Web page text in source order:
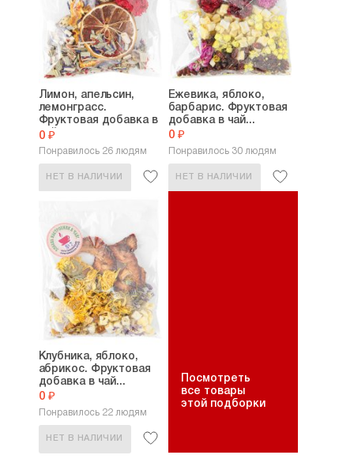
Лимон, апельсин,
лемонграсс.
Фруктовая добавка в
чай...
0 ₽
Понравилось 26 людям
НЕТ В НАЛИЧИИ
Ежевика, яблоко,
барбарис. Фруктовая
добавка в чай...
0 ₽
Понравилось 30 людям
НЕТ В НАЛИЧИИ
Клубника, яблоко,
абрикос. Фруктовая
добавка в чай...
0 ₽
Понравилось 22 людям
НЕТ В НАЛИЧИИ
Посмотреть
все товары
этой подборки